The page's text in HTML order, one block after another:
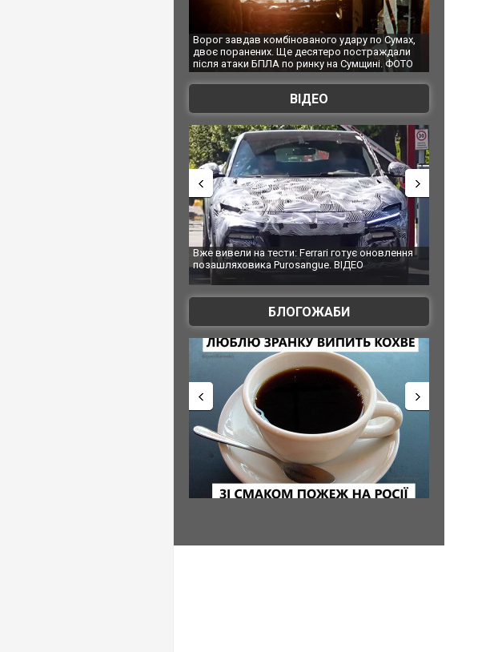
Ворог завдав комбінованого удару по Сумах,
двоє поранених. Ще десятеро постраждали
після атаки БПЛА по ринку на Сумщині. ФОТО
За 2000 кілометрів від кордону з Україною: в
Єкатеринбурзі після атаки дронів загорівся
склад Wildberries. ФОТО. ВІДЕО
ВІДЕО
Вже вивели на тести: Ferrari готує оновлення
Вийшов трейлер нової екранізації легендарного
фільму "Афера Томаса Крауна"
БЛОГОЖАБИ